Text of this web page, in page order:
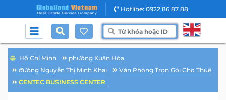
Hotline: 0922 86 87 88
Hồ Chí Minh
phường Xuân Hòa
đường Nguyễn Thị Minh Khai
Văn Phòng Trọn Gói Cho Thuê
CENTEC BUSINESS CENTER